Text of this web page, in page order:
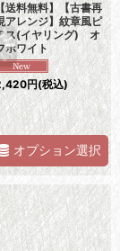
送料無料】【古書再
アレンジ】紋章風ピ
ス(イヤリング) オ
ホワイト
円(税込)
オプション選択